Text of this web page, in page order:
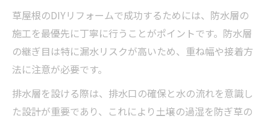
草屋根のDIYリフォームで成功するためには、防水層の
施工を最優先に丁寧に行うことがポイントです。防水層
の継ぎ目は特に漏水リスクが高いため、重ね幅や接着方
法に注意が必要です。
排水層を設ける際は、排水口の確保と水の流れを意識し
た設計が重要であり、これにより土壌の過湿を防ぎ草の